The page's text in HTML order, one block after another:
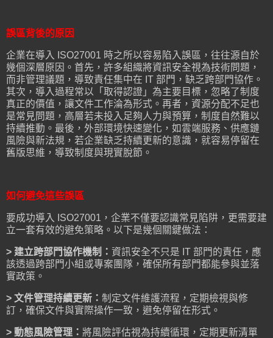
誤區背後的原因
企業在導入 ISO27001 時之所以容易陷入誤區，往往源自於
幾個深層原因。首先，許多組織將資訊安全視為技術問題，
而非管理議題，導致責任集中在 IT 部門，缺乏跨部門協作。
其次，導入過程常以「取得認證」為主要目標，忽略了制度
真正的價值，讓文件工作淪為形式。再者，資源分配不足也
是常見問題，高層若未投入足夠人力與預算，制度自然難以
持續推動。最後，外部環境快速變化，如雲端服務、供應鏈
風險與新法規，若企業缺乏持續更新的意識，就容易停留在
舊版思維，導致制度與現實脫節。
如何避免這些誤區
要成功導入 ISO27001，企業不僅要認識常見陷阱，更需要建
立一套有效的避免策略。以下是幾個關鍵做法：
> 建立跨部門協作機制： 資訊安全不只是 IT 部門的責任，應
該透過跨部門小組或專案團隊，確保所有部門都能參與並落
實政策。
> 文件管理持續更新： 制定文件維護流程，定期檢視與修
訂，確保文件與實際操作一致，避免停留在形式。
> 動態風險管理： 將風險評估視為持續循環，定期更新清單